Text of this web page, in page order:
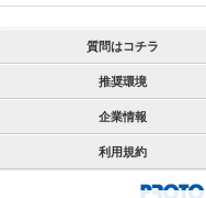
質問はコチラ
推奨環境
企業情報
利用規約